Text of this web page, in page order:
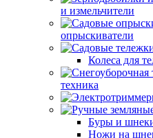
и измельчители
опрыскиватели
Колеса для
техника
Буры и
Ножи на